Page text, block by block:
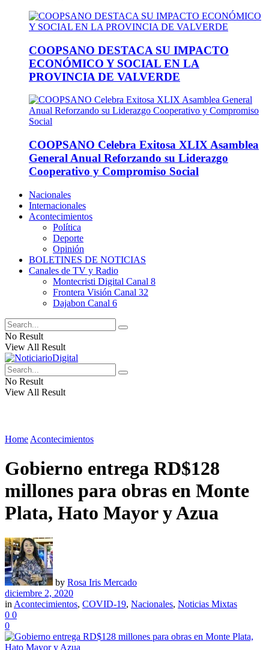
COOPSANO DESTACA SU IMPACTO
ECONÓMICO Y SOCIAL EN LA
PROVINCIA DE VALVERDE
COOPSANO Celebra Exitosa XLIX Asamblea
General Anual Reforzando su Liderazgo
Cooperativo y Compromiso Social
Nacionales
Internacionales
Acontecimientos
Política
Deporte
Opinión
BOLETINES DE NOTICIAS
Canales de TV y Radio
Montecristi Digital Canal 8
Frontera Visión Canal 32
Dajabon Canal 6
No Result
View All Result
No Result
View All Result
Home Acontecimientos
Gobierno entrega RD$128
millones para obras en Monte
Plata, Hato Mayor y Azua
by Rosa Iris Mercado
diciembre 2, 2020
in Acontecimientos, COVID-19, Nacionales, Noticias Mixtas
0 0
0